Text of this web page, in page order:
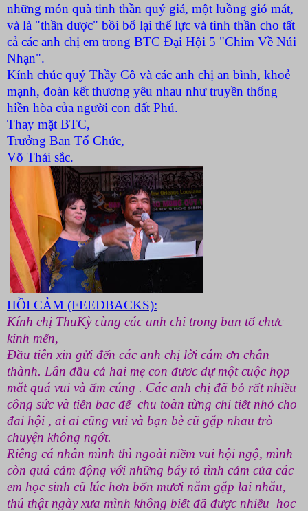
những món quà tinh thần quý giá, một luồng gió mát,
và là "thần dược" bồi bổ lại thể lực và tinh thần cho tất
cả các anh chị em trong BTC Đại Hội 5 "Chim Về Núi
Nhạn".
Kính chúc quý Thầy Cô và các anh chị an bình, khoẻ
mạnh, đoàn kết thương yêu nhau như truyền thống
hiền hòa của người con đất Phú.
Thay mặt BTC,
Trưởng Ban Tổ Chức,
Võ Thái sắc.
HỒI CẢM (FEEDBACKS):
Kính chị ThuKỳ cùng các anh chi trong ban tổ chưc
kinh mến,
Đầu tiên xin gửi đến các anh chị lời cám ơn chân
thành. Lân đầu cả hai mẹ con đươc dự một cuộc họp
măt quá vui và ấm cúng . Các anh chị đã bỏ rất nhiều
công sức và tiền bac để chu toàn từng chi tiết nhỏ cho
đai hội , ai ai cũng vui và bạn bè cũ gặp nhau trò
chuyện không ngớt.
Riêng cá nhân mình thì ngoài niềm vui hội ngộ, mình
còn quá cảm động với những báy tỏ tình cảm của các
em học sinh cũ lúc hơn bốn mươi năm gặp lai nhău,
thú thật ngày xưa mình không biết đã được nhiều hoc